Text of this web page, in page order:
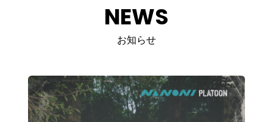
NEWS
お知らせ